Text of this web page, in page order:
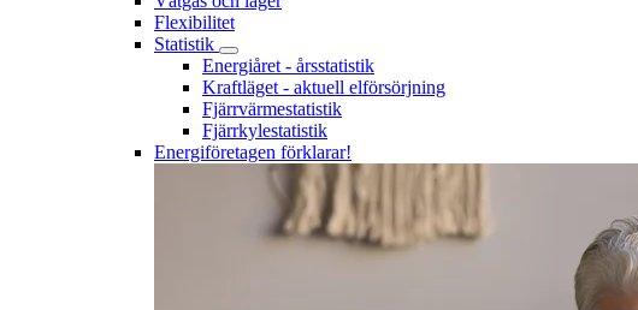
Flexibilitet
Statistik
Energiåret - årsstatistik
Kraftläget - aktuell elförsörjning
Fjärrvärmestatistik
Fjärrkylestatistik
Energiföretagen förklarar!